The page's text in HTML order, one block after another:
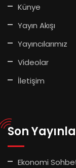
Künye
Yayın Akışı
Yayıncılarımız
Videolar
İletişim
Son
Ekonomi